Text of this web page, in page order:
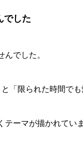
でした
でした。
「限られた時間でも
ーマが描かれていま